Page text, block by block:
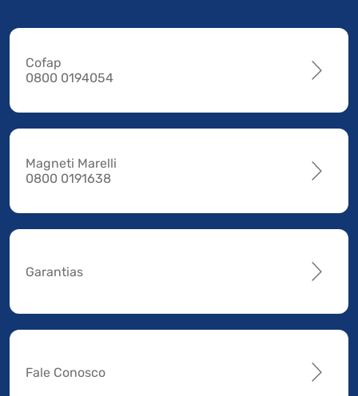
Cofap
0800 0194054
Magneti Marelli
0800 0191638
Garantias
Fale Conosco